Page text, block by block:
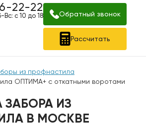
22-22
Вс: с 10 до 18 Обратный звонок
Рассчитать
из профнастила
ОПТИМА+ с откатными воротами
ИЗ
В МОСКВЕ